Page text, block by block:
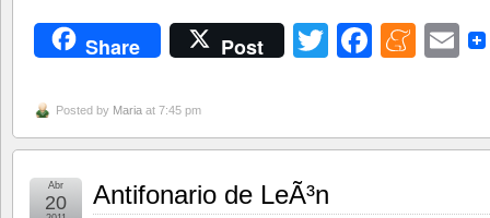
Share Post Twitter
Posted by Maria at 7:45 pm
Antifonario de LeÃ³n
Abr
20